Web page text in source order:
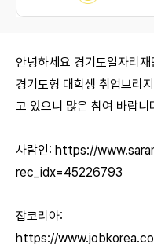
안녕하세요 경기도일자리재
경기도형 대학생 취업브리
고 있으니 많은 참여 바랍니
사람인: https://
rec_idx=45226793
잡코리아:
https://